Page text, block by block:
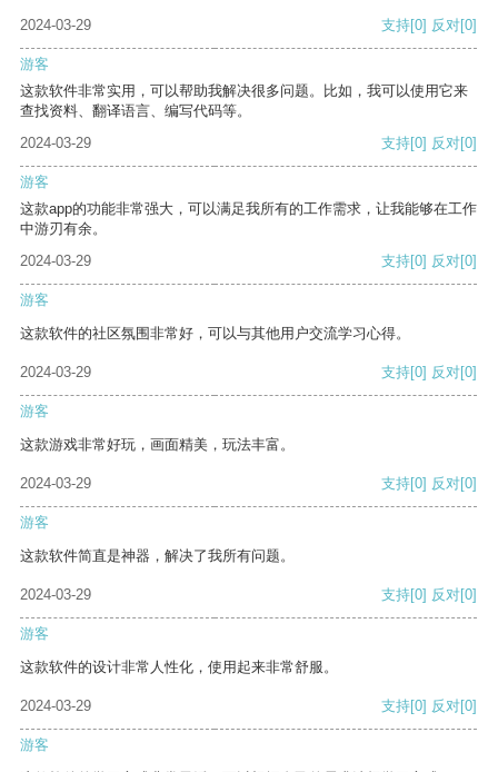
2024-03-29 支持[0] 反对[0]
游客
这款软件非常实用，可以帮助我解决很多问题。比如，我可以使用它来
查找资料、翻译语言、编写代码等。
2024-03-29
支持[0] 反对[0]
游客
这款app的功能非常强大，可以满足我所有的工作需求，让我能够在工作
中游刃有余。
2024-03-29
支持[0] 反对[0]
游客
这款软件的社区氛围非常好，可以与其他用户交流学习心得。
2024-03-29 支持[0] 反对[0]
游客
这款游戏非常好玩，画面精美，玩法丰富。
2024-03-29 支持[0] 反对[0]
游客
这款软件简直是神器，解决了我所有问题。
2024-03-29 支持[0] 反对[0]
游客
这款软件的设计非常人性化，使用起来非常舒服。
2024-03-29 支持[0] 反对[0]
游客